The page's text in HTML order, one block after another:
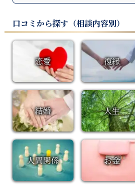
口コミから探す（相談内容別）
恋愛 復縁
結婚 人生
人間関係 お金